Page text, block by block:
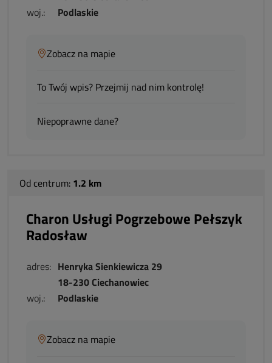
woj.:
Podlaskie
Zobacz na mapie
To Twój wpis? Przejmij nad nim kontrolę!
Niepoprawne dane?
Od centrum: 1.2 km
Charon Usługi Pogrzebowe Pełszyk
Radosław
adres: Henryka Sienkiewicza 29
18-230 Ciechanowiec
woj.:
Podlaskie
Zobacz na mapie